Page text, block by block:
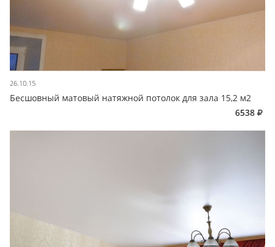
26.10.15
Бесшовный матовый натяжной потолок для зала 15,2 м2
6538